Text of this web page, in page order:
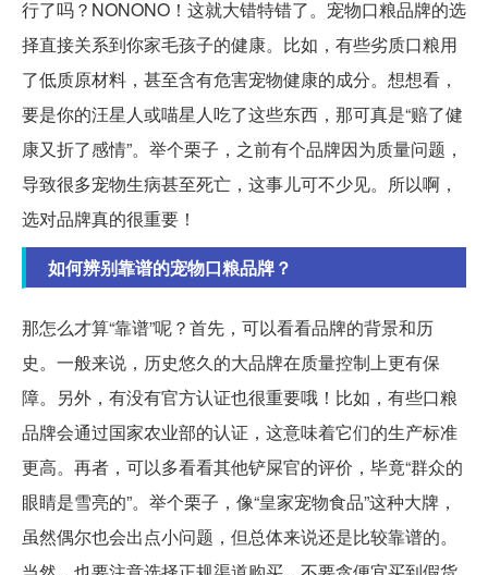
行了吗？NONONO！这就大错特错了。宠物口粮品牌的选
择直接关系到你家毛孩子的健康。比如，有些劣质口粮用
了低质原材料，甚至含有危害宠物健康的成分。想想看，
要是你的汪星人或喵星人吃了这些东西，那可真是“赔了健
康又折了感情”。举个栗子，之前有个品牌因为质量问题，
导致很多宠物生病甚至死亡，这事儿可不少见。所以啊，
选对品牌真的很重要！
如何辨别靠谱的宠物口粮品牌？
那怎么才算“靠谱”呢？首先，可以看看品牌的背景和历
史。一般来说，历史悠久的大品牌在质量控制上更有保
障。另外，有没有官方认证也很重要哦！比如，有些口粮
品牌会通过国家农业部的认证，这意味着它们的生产标准
更高。再者，可以多看看其他铲屎官的评价，毕竟“群众的
眼睛是雪亮的”。举个栗子，像“皇家宠物食品”这种大牌，
虽然偶尔也会出点小问题，但总体来说还是比较靠谱的。